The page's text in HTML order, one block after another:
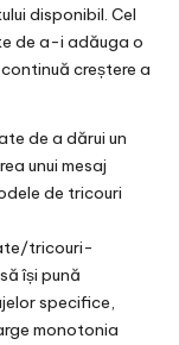
disponibil. Cel
de a-i adăuga o
creștere a
de a dărui un
unui mesaj
de tricouri
tricouri-
își pună
specifice,
monotonia